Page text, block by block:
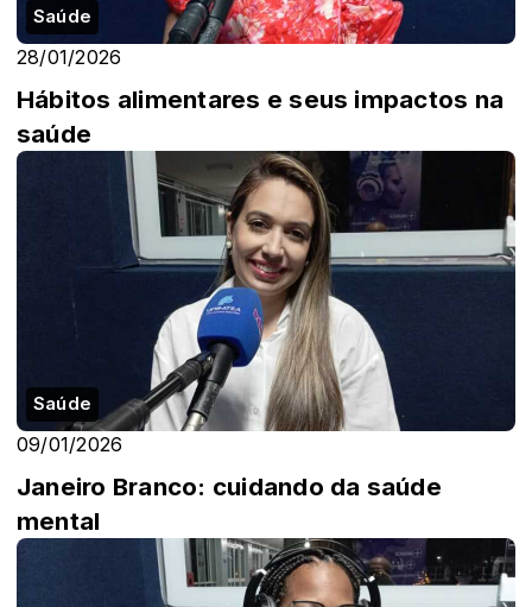
Saúde
28/01/2026
Hábitos alimentares e seus impactos na
saúde
Saúde
09/01/2026
Janeiro Branco: cuidando da saúde
mental